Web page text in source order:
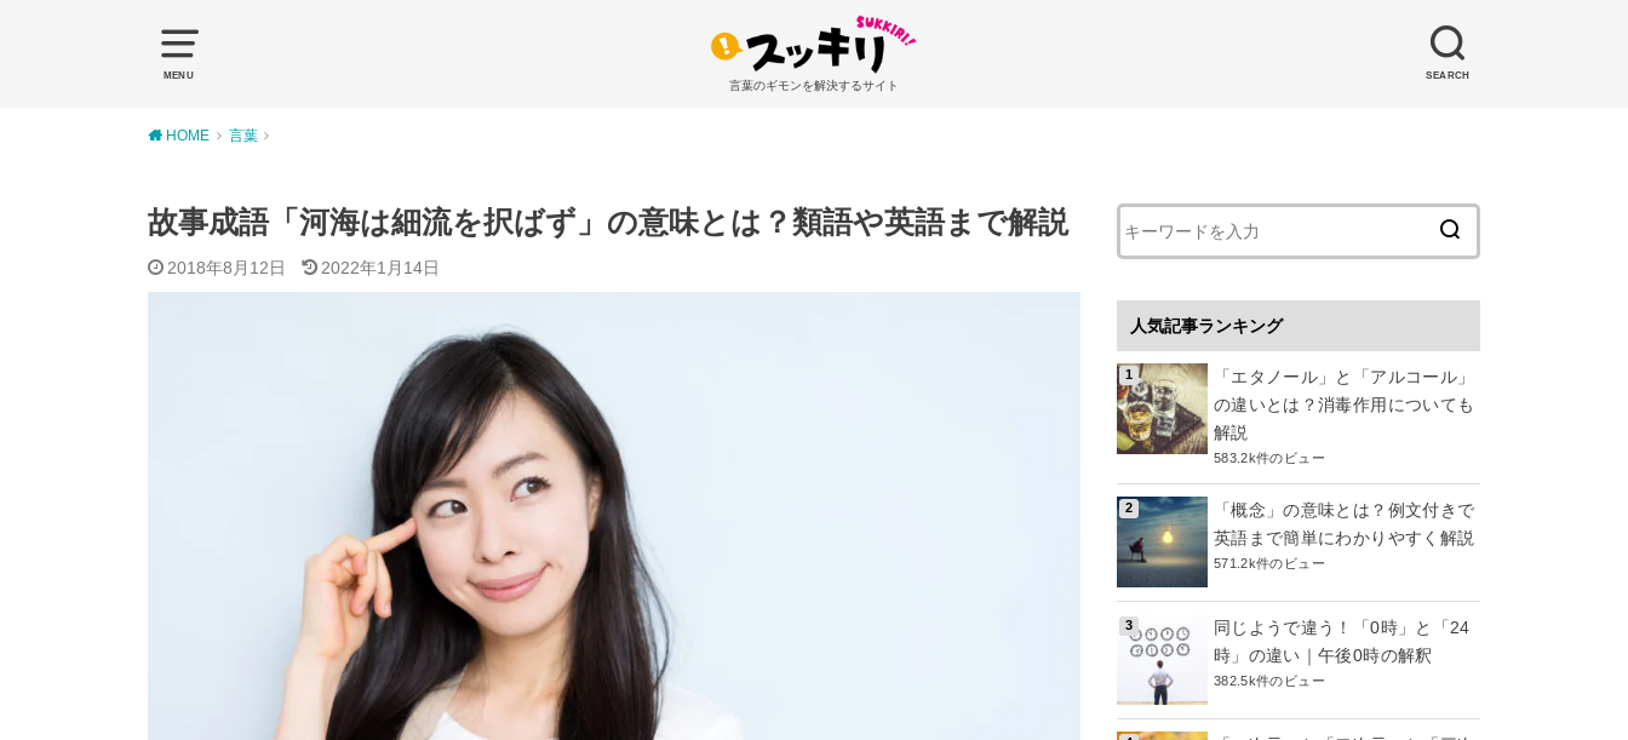
MENU SEARCH
言葉のギモンを解決するサイト
HOME 言葉
故事成語「河海は細流を択ばず」の意味とは？類語や英語まで解説
2018年8月12日 2022年1月14日
人気記事ランキング
「エタノール」と「アルコール」
の違いとは？消毒作用についても
解説
583.2k件のビュー
「概念」の意味とは？例文付きで
英語まで簡単にわかりやすく解説
571.2k件のビュー
同じようで違う！「0時」と「24
時」の違い｜午後0時の解釈
382.5k件のビュー